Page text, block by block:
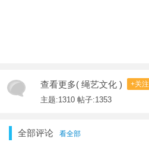
查看更多( 绳艺文化 ) +关注
主题:1310 帖子:1353
全部评论 看全部